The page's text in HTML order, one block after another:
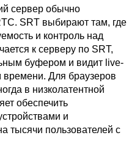
сервер обычно
SRT выбирают там, где
и контроль над
к серверу по SRT,
буфером и видит live-
времени. Для браузеров
в низколатентной
обеспечить
и
тысячи пользователей с